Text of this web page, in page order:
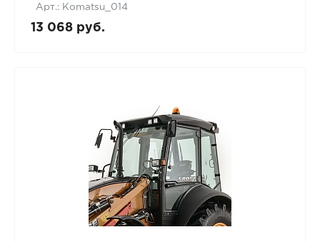
Арт.: Komatsu_014
13 068 руб.